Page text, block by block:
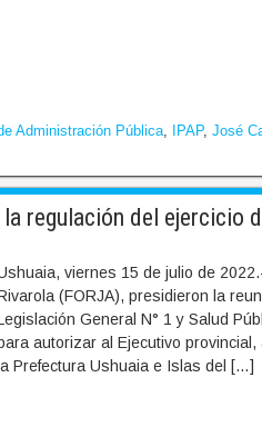
Administración Pública, IPAP, José
regulación del ejercicio
viernes 15 de julio de
(FORJA), presidieron la
General N° 1 y Salud
autorizar al Ejecutivo
la Prefectura Ushuaia e Islas del […]